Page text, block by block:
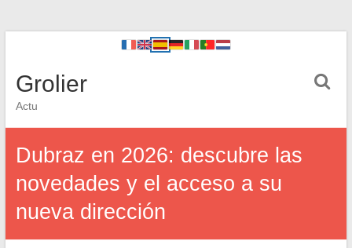
Grolier
Actu
Dubraz en 2026: descubre las
novedades y el acceso a su
nueva dirección